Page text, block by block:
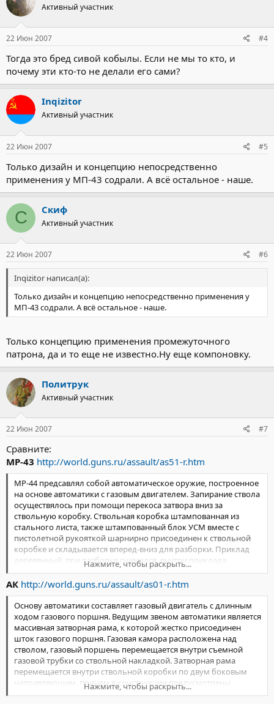
Активный участник
22 Июн 2007 #4
Тогда это бред сивой кобылы. Если не мы то кто, и
почему эти кто-то не делали его сами?
Inqizitor
Активный участник
22 Июн 2007 #5
Только дизайн и концепцию непосредственно
применения у МП-43 содрали. А всё остальное - наше.
С Скиф
Активный участник
22 Июн 2007 #6
Inqizitor написал(а):
Только дизайн и концепцию непосредственно применения у
МП-43 содрали. А всё остальное - наше.
Только концепцию применения промежуточного
патрона, да и то еще не известно.Ну еще компоновку.
Политрук
Активный участник
22 Июн 2007 #7
Сравните:
МР-43 http://world.guns.ru/assault/as51-r.htm
МР-44 предсавлял собой автоматическое оружие, построенное
на основе автоматики с газовым двигателем. Запирание ствола
осуществялось при помощи перекоса затвора вниз за
ствольную коробку. Ствольная коробка штампованная из
стального листа, также штампованный блок УСМ вместе с
пистолетной рукояткой шарнирно присоединен к ствольной
коробке и складывается вперед-вниз для разборки. Приклад
деревянный, при разборке снимался, внутри приклада
располагалась возвратная пружина. Прицел секторный,
предохранитель и переводчик режимов огня - независимые,
рукоятка затвора расположена слева и при стрельбе двигается
вместе с затворной рамой.
Нажмите, чтобы раскрыть...
АК http://world.guns.ru/assault/as01-r.htm
Основу автоматики составляет газовый двигатель с длинным
ходом газового поршня. Ведущим звеном автоматики является
массивная затворная рама, к которой жестко присоединен
шток газового поршня. Газовая камора расположена над
стволом, газовый поршень перемещается внутри съемной
газовой трубки со ствольной накладкой. Затворная рама
перемещается внутри ствольной коробки по двум боковым
направляющим, причем в конструкции предусмотрены
значительные зазоры между движущимися частями
Нажмите, чтобы раскрыть...